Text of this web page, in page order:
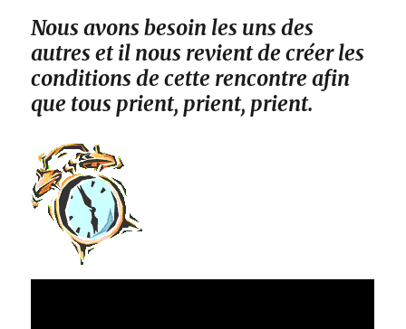
Nous avons besoin les uns des
autres et il nous revient de créer les
conditions de cette rencontre afin
que tous prient, prient, prient.